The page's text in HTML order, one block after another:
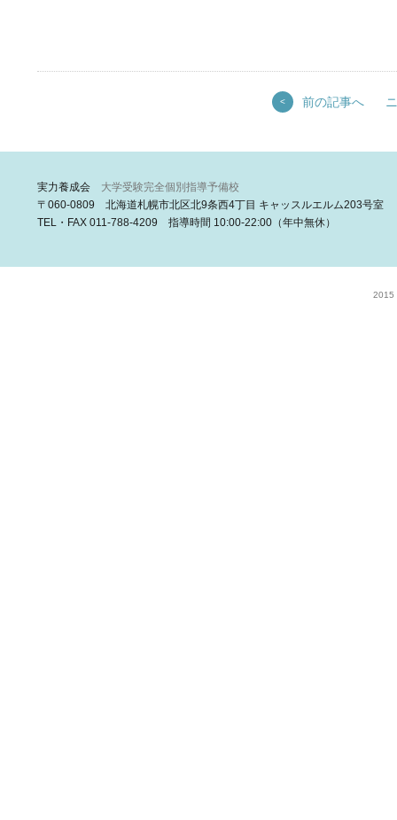
< 前の記事へ
実力養成会 大学受験完全個別指導予備校
〒060-0809 北海道札幌市北区北9条西4丁目 キャッスルエルム203号室
TEL・FAX 011-788-4209 指導時間 10:00-22:00（年中無休）
2015